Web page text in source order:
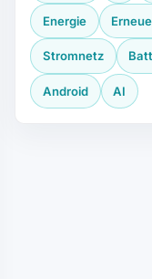
Energie
Stromnetz
Android AI